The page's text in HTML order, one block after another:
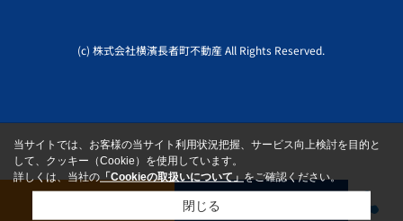
(c) 株式会社横濱長者町不動産 All Rights Reserved.
当サイトでは、お客様の当サイト利用状況把握、サービス向上検討を目的と
して、クッキー（Cookie）を使用しています。
詳しくは、当社の「Cookieの取扱いについて」をご確認ください。
閉じる